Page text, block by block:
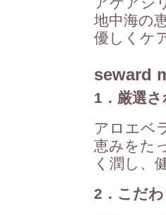
地中海の
優しくケ
seward
1．厳選
アロエベ
恵みをた
く潤し、
2．こだ